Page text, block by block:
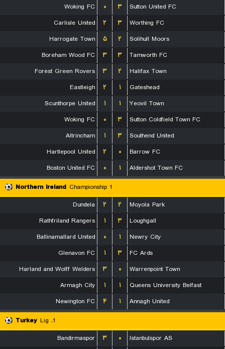
Woking FC
۰ ۳
Sutton United FC
Carlisle United
۲ ۳
Worthing FC
Harrogate Town
۵ ۲
Solihull Moors
Boreham Wood FC
۳ ۳
Tamworth FC
Forest Green Rovers
۳ ۲
Halifax Town
Eastleigh
۲ ۱
Gateshead
Scunthorpe United
۱ ۱
Yeovil Town
Woking FC
۰ ۳
Sutton Coldfield Town FC
Altrincham
۱ ۳
Southend United
Hartlepool United
۲ ۰
Barrow FC
Boston United FC
۰ ۱
Aldershot Town FC
Northern Ireland Championship 1
Dundela
۲ ۲
Moyola Park
Rathfriland Rangers
۱ ۳
Loughgall
Ballinamallard United
۰ ۱
Newry City
Glenavon FC
۱ ۳
FC Ards
Harland and Wolff Welders
۳ ۰
Warrenpoint Town
Armagh City
۱ ۱
Queens University Belfast
Newington FC
۴ ۱
Annagh United
Turkey
1. Lig
Bandirmaspor
۳ ۰
Istanbulspor AS